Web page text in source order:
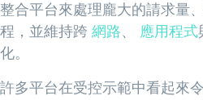
整合平台來處理龐大的請求量
程，並維持跨 網路、 應用程式
化。
許多平台在受控示範中看起來